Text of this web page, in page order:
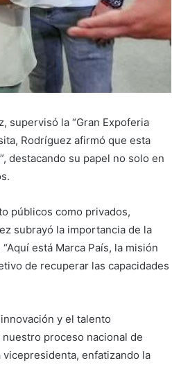
supervisó la “Gran Expoferia
Rodríguez afirmó que esta
destacando su papel no solo en
públicos como privados,
subrayó la importancia de la
está Marca País, la misión
de recuperar las capacidades
y el talento
proceso nacional de
enfatizando la